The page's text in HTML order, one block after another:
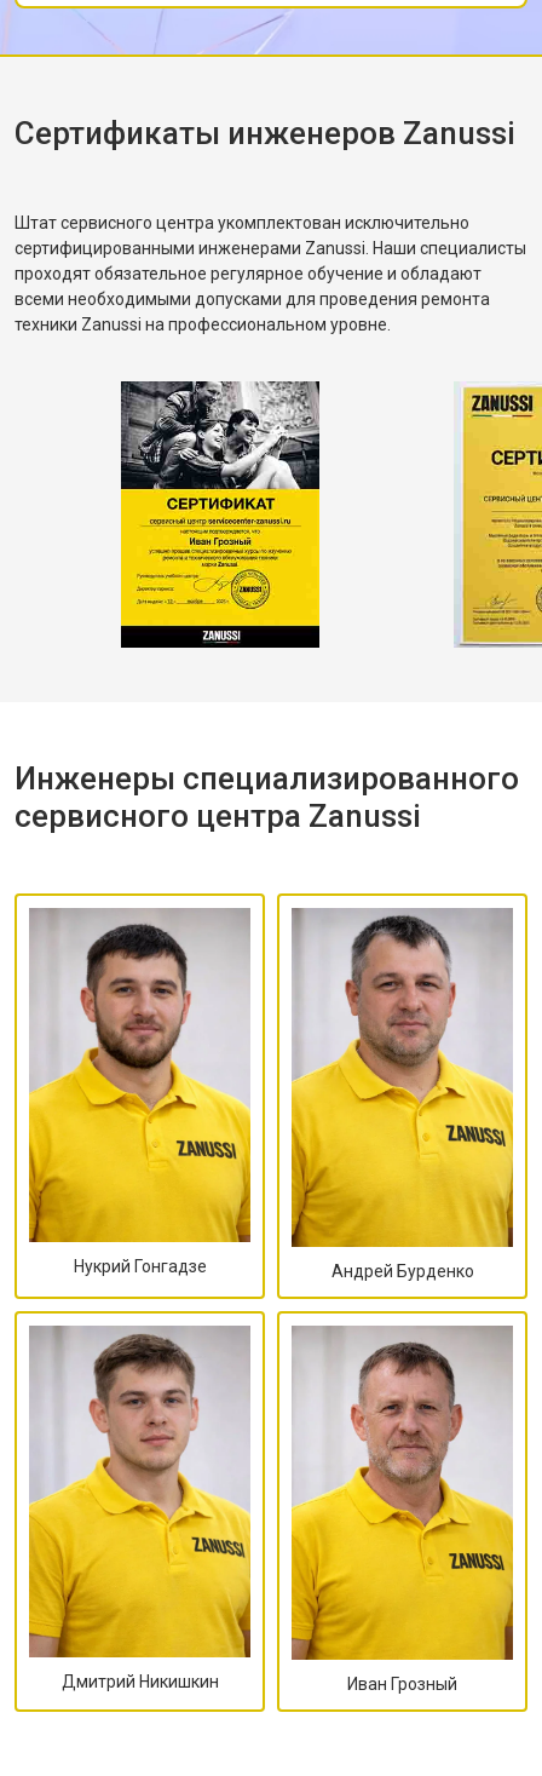
Замена П-образного уплотнителя
Замена нижнего уплотнителя
системой Аквастоп
машины Zanussi
бесплатно Заказать
после чего протестировал в режиме стирки и
убедился, что вращение барабана
корректное. Рассказал, как правильно
разбалансировка.
Сертификаты инженеров Zanussi
Штат сервисного центра укомплектован исключительно
сертифицированными инженерами Zanussi. Наши специалисты
проходят обязательное регулярное обучение и обладают
всеми необходимыми допусками для проведения ремонта
техники Zanussi на профессиональном уровне.
Инженеры специализированного
сервисного центра Zanussi
Нукрий Гонгадзе Андрей Бурденко
Дмитрий Никишкин Иван Грозный